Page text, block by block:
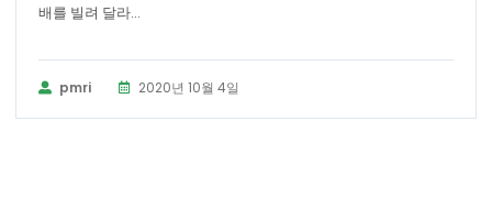
배를 빌려 달라...
pmri 2020년 10월 4일